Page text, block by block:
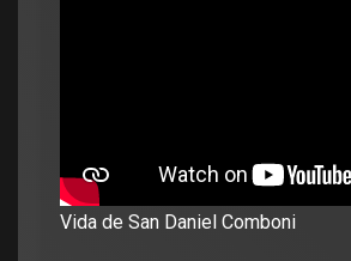
Vida de San Daniel Comboni